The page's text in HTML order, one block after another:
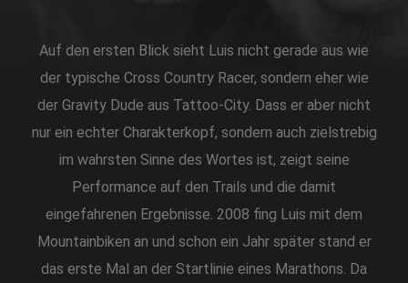
Auf den ersten Blick sieht Luis nicht gerade aus wie
der typische Cross Country Racer, sondern eher wie
der Gravity Dude aus Tattoo-City. Dass er aber nicht
nur ein echter Charakterkopf, sondern auch zielstrebig
im wahrsten Sinne des Wortes ist, zeigt seine
Performance auf den Trails und die damit
eingefahrenen Ergebnisse. 2008 fing Luis mit dem
Mountainbiken an und schon ein Jahr später stand er
das erste Mal an der Startlinie eines Marathons. Da